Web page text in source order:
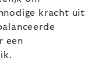
kracht uit
een